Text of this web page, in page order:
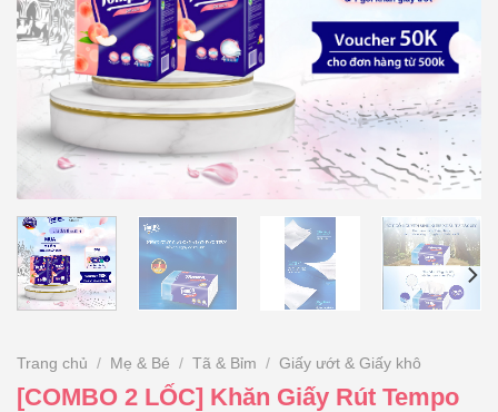
Trang chủ / Mẹ & Bé / Tã & Bỉm / Giấy ướt & Giấy khô
[COMBO 2 LỐC] Khăn Giấy Rút Tempo